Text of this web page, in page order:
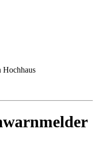
Hochhaus